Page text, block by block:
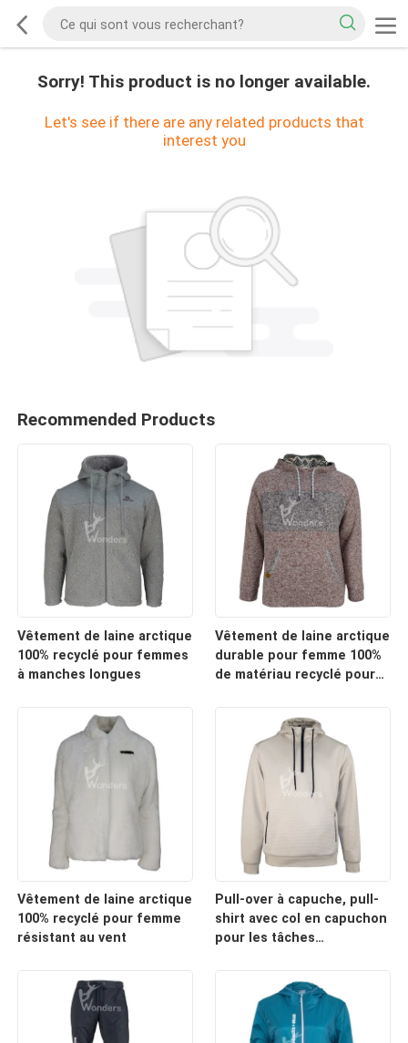
Sorry! This product is no longer available.
Let's see if there are any related products that
interest you
Recommended Products
Vêtement de laine arctique
100% recyclé pour femmes
à manches longues
Vêtement de laine arctique
durable pour femme 100%
de matériau recyclé pour
Vêtement de laine arctique
100% recyclé pour femme
résistant au vent
Pull-over à capuche, pull-
shirt avec col en capuchon
pour les tâches